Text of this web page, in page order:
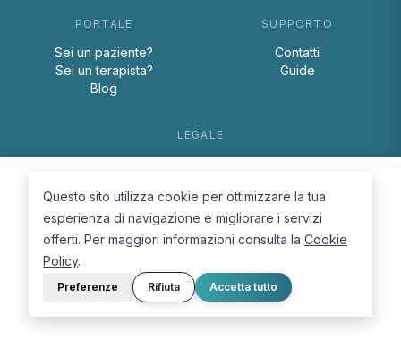
PORTALE
Sei un paziente?
Sei un terapista?
Blog
SUPPORTO
Contatti
Guide
LEGALE
Cookie Policy
© 2026 D.Lab S.r.l. — InBuoneMani
Questo sito utilizza cookie per ottimizzare la tua
esperienza di navigazione e migliorare i servizi
offerti. Per maggiori informazioni consulta la Cookie
Policy.
Preferenze Rifiuta Accetta tutto